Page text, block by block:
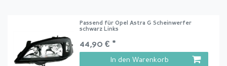
Passend für Opel Astra G Scheinwerfer
schwarz Links
44,90 € *
In den Warenkorb